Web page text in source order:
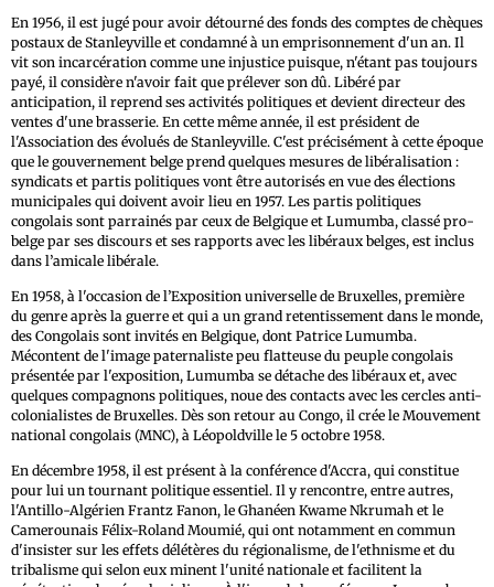
En 1956, il est jugé pour avoir détourné des fonds des comptes de chèques
postaux de Stanleyville et condamné à un emprisonnement d'un an. Il
vit son incarcération comme une injustice puisque, n'étant pas toujours
payé, il considère n'avoir fait que prélever son dû. Libéré par
anticipation, il reprend ses activités politiques et devient directeur des
ventes d'une brasserie. En cette même année, il est président de
l'Association des évolués de Stanleyville. C'est précisément à cette époque
que le gouvernement belge prend quelques mesures de libéralisation :
syndicats et partis politiques vont être autorisés en vue des élections
municipales qui doivent avoir lieu en 1957. Les partis politiques
congolais sont parrainés par ceux de Belgique et Lumumba, classé pro-
belge par ses discours et ses rapports avec les libéraux belges, est inclus
dans l’amicale libérale.
En 1958, à l'occasion de l’Exposition universelle de Bruxelles, première
du genre après la guerre et qui a un grand retentissement dans le monde,
des Congolais sont invités en Belgique, dont Patrice Lumumba.
Mécontent de l'image paternaliste peu flatteuse du peuple congolais
présentée par l'exposition, Lumumba se détache des libéraux et, avec
quelques compagnons politiques, noue des contacts avec les cercles anti-
colonialistes de Bruxelles. Dès son retour au Congo, il crée le Mouvement
national congolais (MNC), à Léopoldville le 5 octobre 1958.
En décembre 1958, il est présent à la conférence d'Accra, qui constitue
pour lui un tournant politique essentiel. Il y rencontre, entre autres,
l'Antillo-Algérien Frantz Fanon, le Ghanéen Kwame Nkrumah et le
Camerounais Félix-Roland Moumié, qui ont notamment en commun
d'insister sur les effets délétères du régionalisme, de l'ethnisme et du
tribalisme qui selon eux minent l'unité nationale et facilitent la